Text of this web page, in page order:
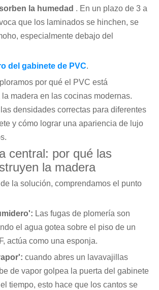
la humedad . En un plazo de 3 a
que los laminados se hinchen, se
especialmente debajo del
del gabinete de PVC.
por qué el PVC está
madera en las cocinas modernas.
densidades correctas para diferentes
y cómo lograr una apariencia de lujo
central: por qué las
la madera
la solución, comprendamos el punto
Las fugas de plomería son
el agua gotea sobre el piso de un
actúa como una esponja.
cuando abres un lavavajillas
de vapor golpea la puerta del gabinete
tiempo, esto hace que los cantos se